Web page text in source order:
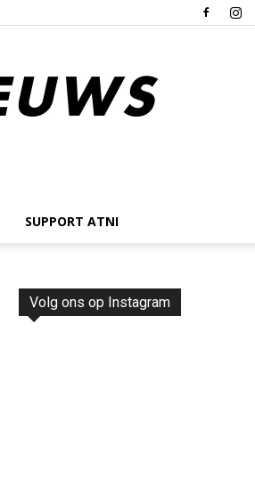
SUPPORT ATNI
Volg ons op Instagram